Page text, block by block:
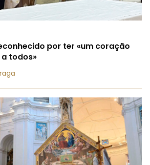
por ter «um coração
todos»